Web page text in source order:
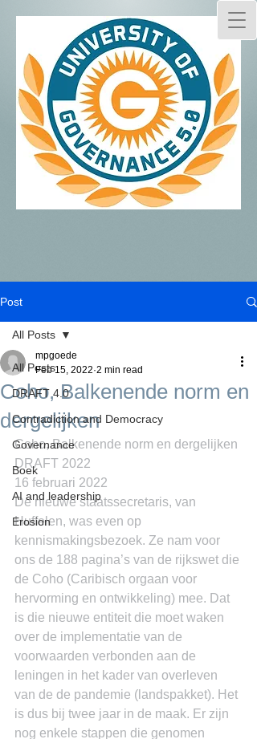
Post
All Posts
DRAFT 4.0
Contradiction and Democracy
Governance
Boek
AI and leadership
Erosion
All Posts
Coho, Balkenende norm en
dergelijken
mpgoede
Feb 15, 2022 2 min read
Coho, Balkenende norm en dergelijken
DRAFT 2022
16 februari 2022
De nieuwe staatssecretaris, van
Huffelen, was even op
kennismakingsbezoek. Ze nam voor
ons de 188 pagina’s van de rijkswet die
de Coho (Caribisch orgaan voor
hervorming en ontwikkeling) mee. Dat
is die nieuwe entiteit die moet waken
over de implementatie van de
voorwaarden verbonden aan de
leningen in het kader van overleven
van de de pandemie (landspakket). Het
is dus bij twee jaar in de maak. Er zijn
nog enkele stappen die genomen